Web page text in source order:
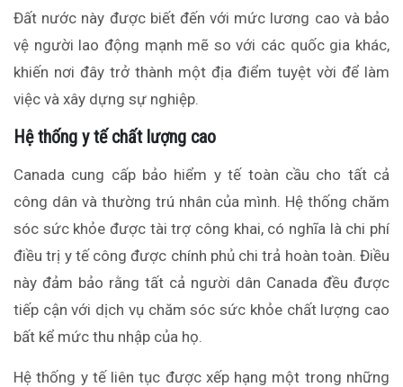
Đất nước này được biết đến với mức lương cao và bảo
vệ người lao động mạnh mẽ so với các quốc gia khác,
khiến nơi đây trở thành một địa điểm tuyệt vời để làm
việc và xây dựng sự nghiệp.
Hệ thống y tế chất lượng cao
Canada cung cấp bảo hiểm y tế toàn cầu cho tất cả
công dân và thường trú nhân của mình. Hệ thống chăm
sóc sức khỏe được tài trợ công khai, có nghĩa là chi phí
điều trị y tế công được chính phủ chi trả hoàn toàn. Điều
này đảm bảo rằng tất cả người dân Canada đều được
tiếp cận với dịch vụ chăm sóc sức khỏe chất lượng cao
bất kể mức thu nhập của họ.
Hệ thống y tế liên tục được xếp hạng một trong những